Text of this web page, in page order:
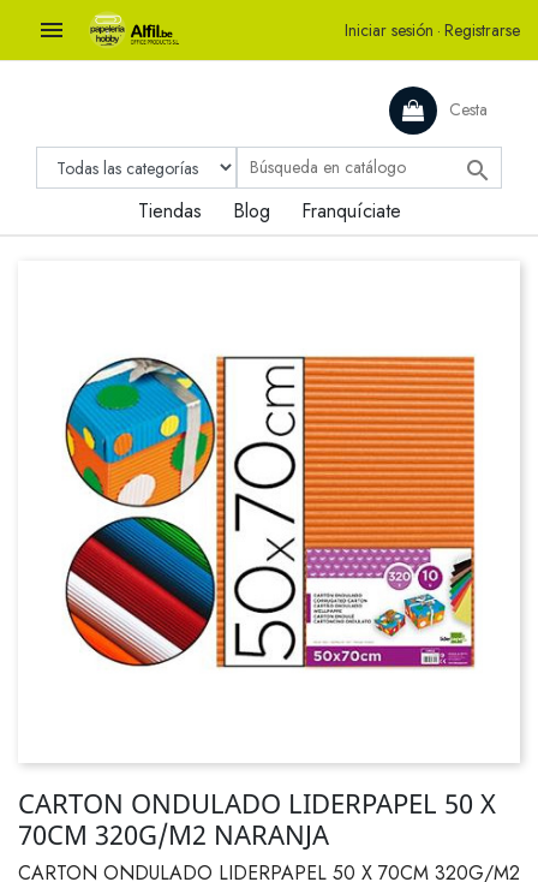
 Iniciar sesión · Registrarse
Cesta

Tiendas Blog Franquíciate
CARTON ONDULADO LIDERPAPEL 50 X
70CM 320G/M2 NARANJA
CARTON ONDULADO LIDERPAPEL 50 X 70CM 320G/M2